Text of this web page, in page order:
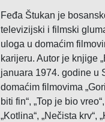
Feđa Štukan je
televizijski i filmski
uloga u domaćim
karijeru. Autor je knjige
januara 1974. godine u
domaćim filmovima
biti fin“, „Top je bio
„Kotlina“, „Nečista krv“,